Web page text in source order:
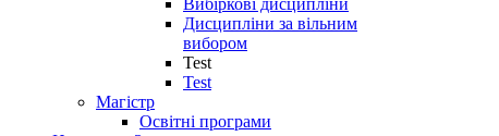
Вибіркові дисципліни
Дисципліни за вільним
вибором
Test
Test
Магістр
Освітні програми